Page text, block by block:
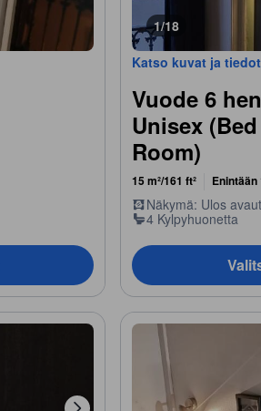
1/18
Katso kuvat ja tiedot
Vuode 6
Unisex
Room)
15 m²/161 ft²
Näkymä: Ulos
4 Kylpyhuonetta